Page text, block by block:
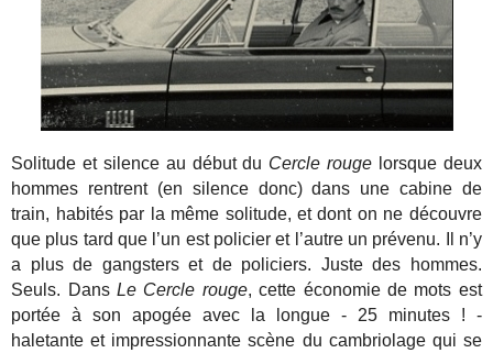
Solitude et silence au début du Cercle rouge lorsque deux
hommes rentrent (en silence donc) dans une cabine de
train, habités par la même solitude, et dont on ne découvre
que plus tard que l’un est policier et l’autre un prévenu. Il n’y
a plus de gangsters et de policiers. Juste des hommes.
Seuls. Dans Le Cercle rouge, cette économie de mots est
portée à son apogée avec la longue - 25 minutes ! -
haletante et impressionnante scène du cambriolage qui se